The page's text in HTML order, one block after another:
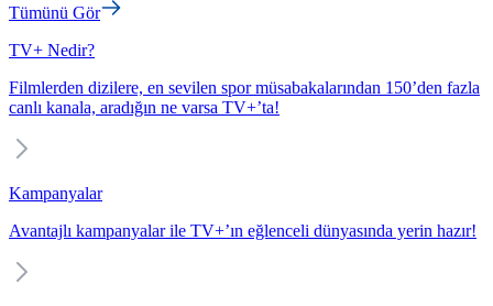
Tümünü Gör
TV+ Nedir?
Filmlerden dizilere, en sevilen spor müsabakalarından 150’den fazla
canlı kanala, aradığın ne varsa TV+’ta!
Kampanyalar
Avantajlı kampanyalar ile TV+’ın eğlenceli dünyasında yerin hazır!